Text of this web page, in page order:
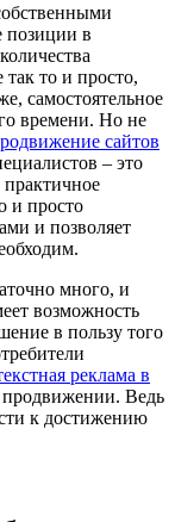
позиции в
так то и просто,
самостоятельное
времени. Но не
сайтов
– это
практичное
и просто
и позволяет
много, и
возможность
в пользу того
реклама в
продвижении. Ведь
к достижению